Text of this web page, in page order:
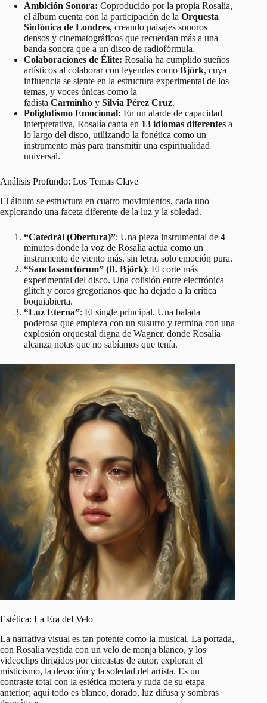
Ambición Sonora: Coproducido por la propia Rosalía,
el álbum cuenta con la participación de la Orquesta
Sinfónica de Londres, creando paisajes sonoros
densos y cinematográficos que recuerdan más a una
banda sonora que a un disco de radiofórmula.
Colaboraciones de Élite: Rosalía ha cumplido sueños
artísticos al colaborar con leyendas como Björk, cuya
influencia se siente en la estructura experimental de los
temas, y voces únicas como la
fadista Carminho y Silvia Pérez Cruz.
Poliglotismo Emocional: En un alarde de capacidad
interpretativa, Rosalía canta en 13 idiomas diferentes a
lo largo del disco, utilizando la fonética como un
instrumento más para transmitir una espiritualidad
universal.
Análisis Profundo: Los Temas Clave
El álbum se estructura en cuatro movimientos, cada uno
explorando una faceta diferente de la luz y la soledad.
“Catedrál (Obertura)”: Una pieza instrumental de 4
minutos donde la voz de Rosalía actúa como un
instrumento de viento más, sin letra, solo emoción pura.
“Sanctasanctórum” (ft. Björk): El corte más
experimental del disco. Una colisión entre electrónica
glitch y coros gregorianos que ha dejado a la crítica
boquiabierta.
“Luz Eterna”: El single principal. Una balada
poderosa que empieza con un susurro y termina con una
explosión orquestal digna de Wagner, donde Rosalía
alcanza notas que no sabíamos que tenía.
Estética: La Era del Velo
La narrativa visual es tan potente como la musical. La portada,
con Rosalía vestida con un velo de monja blanco, y los
videoclips dirigidos por cineastas de autor, exploran el
misticismo, la devoción y la soledad del artista. Es un
contraste total con la estética motera y ruda de su etapa
anterior; aquí todo es blanco, dorado, luz difusa y sombras